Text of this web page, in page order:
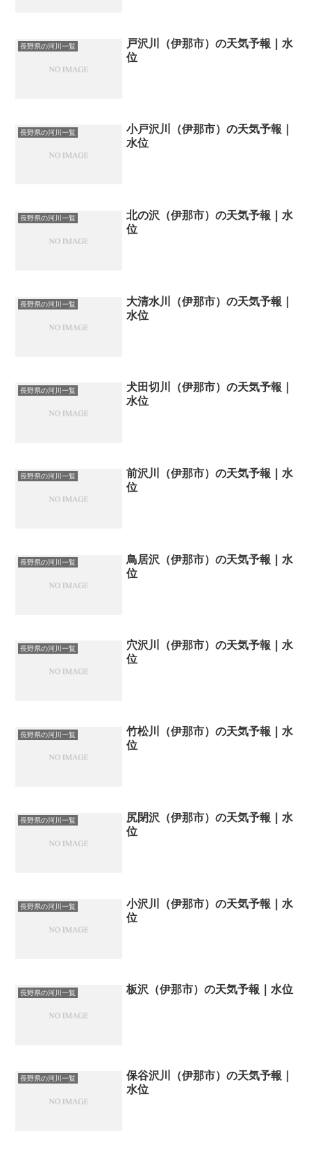
長野県の河川一覧
戸沢川（伊那市）の天気予報｜水
位
長野県の河川一覧
小戸沢川（伊那市）の天気予報｜
水位
長野県の河川一覧
北の沢（伊那市）の天気予報｜水
位
長野県の河川一覧
大清水川（伊那市）の天気予報｜
水位
長野県の河川一覧
犬田切川（伊那市）の天気予報｜
水位
長野県の河川一覧
前沢川（伊那市）の天気予報｜水
位
長野県の河川一覧
鳥居沢（伊那市）の天気予報｜水
位
長野県の河川一覧
穴沢川（伊那市）の天気予報｜水
位
長野県の河川一覧
竹松川（伊那市）の天気予報｜水
位
長野県の河川一覧
尻閉沢（伊那市）の天気予報｜水
位
長野県の河川一覧
小沢川（伊那市）の天気予報｜水
位
長野県の河川一覧 板沢（伊那市）の天気予報｜水位
長野県の河川一覧
保谷沢川（伊那市）の天気予報｜
水位